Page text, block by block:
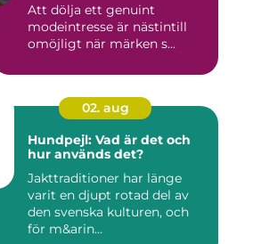
Att dölja ett genuint
modeintresse är nästintill
omöjligt när märken s...
02. aug
Hundpejl: Vad är det och
hur används det?
Jakttraditioner har länge
varit en djupt rotad del av
den svenska kulturen, och
för m&arin...